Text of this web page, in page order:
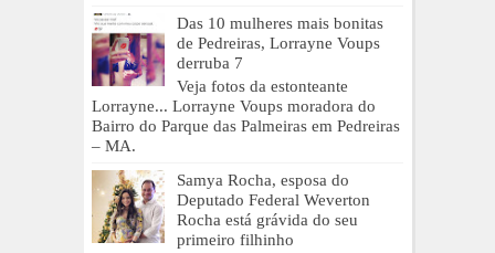
Das 10 mulheres mais bonitas
de Pedreiras, Lorrayne Voups
derruba 7
Veja fotos da estonteante
Lorrayne... Lorrayne Voups moradora do
Bairro do Parque das Palmeiras em Pedreiras
– MA.
Samya Rocha, esposa do
Deputado Federal Weverton
Rocha está grávida do seu
primeiro filhinho